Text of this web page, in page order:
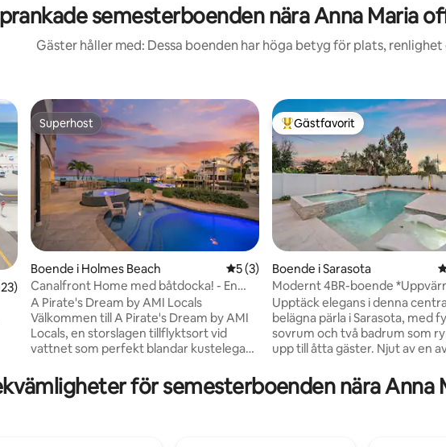
semesterboenden nära Anna Maria
Gäster håller med: Dessa boenden har höga betyg för plats, renlighet
i genomsnittligt betyg, 123 omdömen
Superhost
Superhost
Boende i Holmes Beach 5 av 5 i genomsnittligt betyg, 3
5 (3)
Canalfront Home med båtdocka! - En
pirats dröm
A Pirate's Dream by AMI Locals
Välkommen till A Pirate's Dream by AMI
Locals, en storslagen tillflyktsort vid
vattnet som perfekt blandar kustelegans
Island. Detta semesterboende med fyra
sovrum, tre och ett halvt badrum plus
Populär gästfavorit
Gästfavorit
Boende i Sarasota
Modernt 4BR-boende
och spa*
Upptäck elegans i denna
belägna pärla i Sarasota, med
sovrum och två badrum som
upp till åtta gäster. Njut av en
Sarasotas stränder eller
lokala sevärdheter. Siesta
för semesterboenden nära